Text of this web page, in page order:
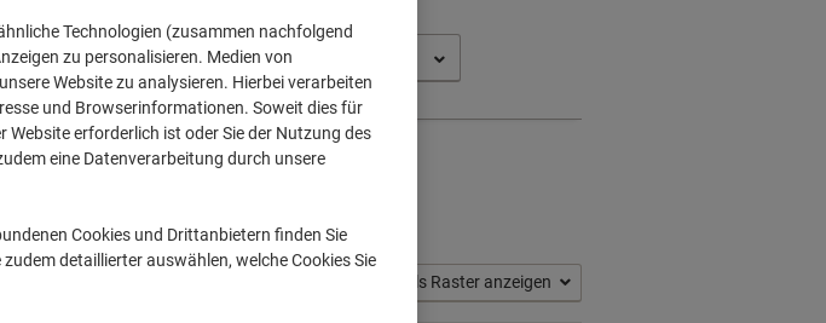
Epson L 455
bitteanmelden
(4)
Als Raster anzeigen
Technologien (zusammen nachfolgend
zu personalisieren. Medien von
Website zu analysieren. Hierbei verarbeiten
und Browserinformationen. Soweit dies für
erforderlich ist oder Sie der Nutzung des
eine Datenverarbeitung durch unsere
Cookies und Drittanbietern finden Sie
detaillierter auswählen, welche Cookies Sie